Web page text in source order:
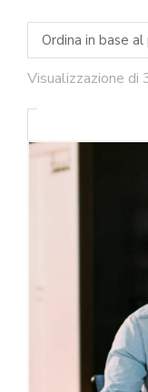
Visualizzazione di